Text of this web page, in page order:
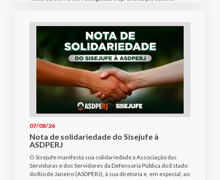
07/08/26
Nota de solidariedade do Sisejufe à
ASDPERJ
O Sisejufe manifesta sua solidariedade à Associação das
Servidoras e dos Servidores da Defensoria Pública do Estado
do Rio de Janeiro (ASDPERJ), à sua diretoria e, em especial, ao